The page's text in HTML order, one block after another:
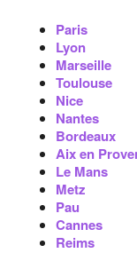
Paris
Lyon
Marseille
Toulouse
Nice
Nantes
Bordeaux
Aix en
Le Mans
Metz
Pau
Cannes
Reims